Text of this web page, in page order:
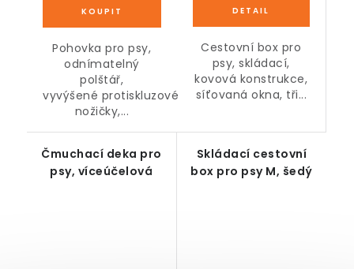
Pohovka pro psy,
odnímatelný
polštář,
vyvýšené protiskluzové
nožičky,...
Cestovní box pro
psy, skládací,
kovová konstrukce,
síťovaná okna, tři...
Čmuchací deka pro
psy, víceúčelová
Skládací cestovní
box pro psy M, šedý